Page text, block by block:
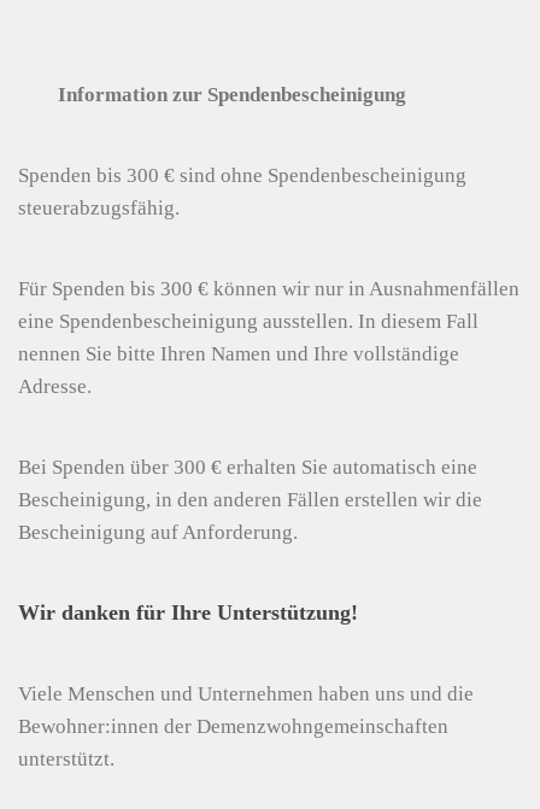
Information zur Spendenbescheinigung
Spenden bis 300 € sind ohne Spendenbescheinigung
steuerabzugsfähig.
Für Spenden bis 300 € können wir nur in Ausnahmenfällen
eine Spendenbescheinigung ausstellen. In diesem Fall
nennen Sie bitte Ihren Namen und Ihre vollständige
Adresse.
Bei Spenden über 300 € erhalten Sie automatisch eine
Bescheinigung, in den anderen Fällen erstellen wir die
Bescheinigung auf Anforderung.
Wir danken für Ihre Unterstützung!
Viele Menschen und Unternehmen haben uns und die
Bewohner:innen der Demenzwohngemeinschaften
unterstützt.